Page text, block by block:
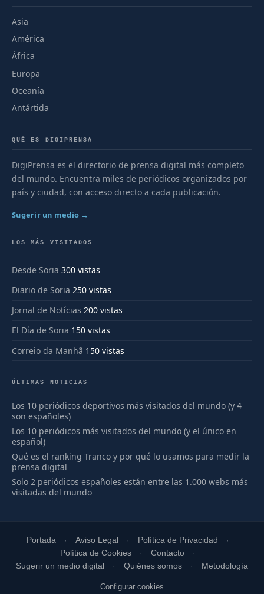
Asia
América
África
Europa
Oceanía
Antártida
QUÉ ES DIGIPRENSA
DigiPrensa es el directorio de prensa digital más completo
del mundo. Encuentra miles de periódicos organizados por
país y ciudad, con acceso directo a cada publicación.
Sugerir un medio →
LOS MÁS VISITADOS
Desde Soria 300 vistas
Diario de Soria 250 vistas
Jornal de Notícias 200 vistas
El Día de Soria 150 vistas
Correio da Manhã 150 vistas
ÚLTIMAS NOTICIAS
Los 10 periódicos deportivos más visitados del mundo (y 4
son españoles)
Los 10 periódicos más visitados del mundo (y el único en
español)
Qué es el ranking Tranco y por qué lo usamos para medir la
prensa digital
Solo 2 periódicos españoles están entre las 1.000 webs más
visitadas del mundo
Portada Aviso Legal
Política de Privacidad
Política de Cookies
Contacto
Sugerir un medio digital
Quiénes somos Metodología
Configurar cookies